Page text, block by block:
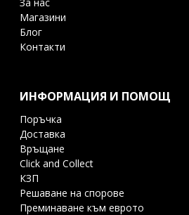
Магазини
Блог
Контакти
ИНФОРМАЦИЯ И ПОМОЩ
Поръчка
Доставка
Връщане
Click and Collect
КЗП
Решаване на спорове
Преминаване към еврото